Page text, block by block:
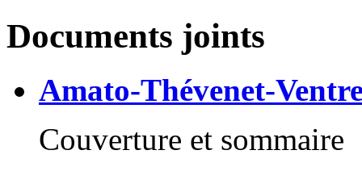
Documents joints
Amato-Thévenet-
Couverture et sommaire